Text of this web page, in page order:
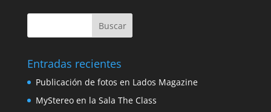
Entradas recientes
Publicación de fotos en Lados Magazine
MyStereo en la Sala The Class